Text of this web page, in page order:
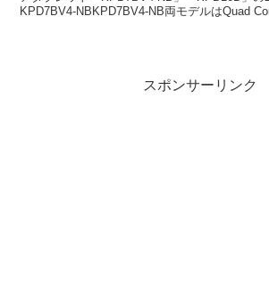
KPD7BV4-NBKPD7BV4-NB両モデルはQuad
スポンサーリンク